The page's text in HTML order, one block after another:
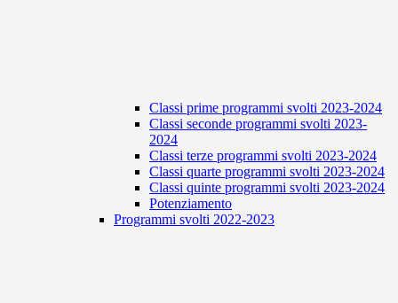
Classi prime programmi svolti 2023-2024
Classi seconde programmi svolti 2023-
2024
Classi terze programmi svolti 2023-2024
Classi quarte programmi svolti 2023-2024
Classi quinte programmi svolti 2023-2024
Potenziamento
Programmi svolti 2022-2023